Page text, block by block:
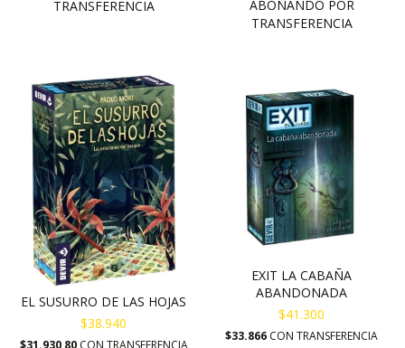
EL SUSURRO DE LAS HOJAS
$38.940
EXIT LA CABAÑA
ABANDONADA
$41.300
$33.866 CON TRANSFERENCIA